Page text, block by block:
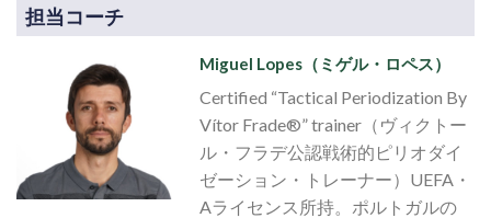
担当コーチ
Miguel Lopes（ミゲル・ロペス）
Certified “Tactical Periodization By
Vítor Frade®” trainer（ヴィクトー
ル・フラデ公認戦術的ピリオダイ
ゼーション・トレーナー）UEFA・
Aライセンス所持。ポルトガルの